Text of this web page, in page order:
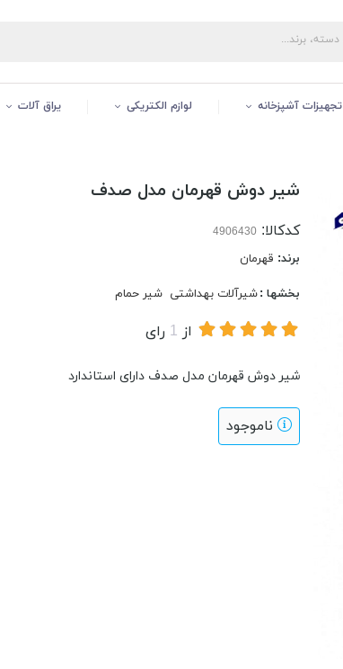
تجهیزات آشپزخانه لوازم الکتریکی یراق آلات
شیر دوش قهرمان مدل صدف
کدکالا:
برند: قهرمان
بخشها :شیرآلات بهداشتی شیر حمام
از 1 رای
شیر دوش قهرمان مدل صدف دارای استاندارد
ناموجود